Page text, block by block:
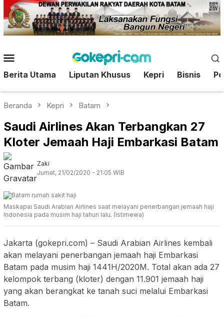
Loncat
ke
konten
Mobile
Berita Utama Liputan Khusus Kepri Bisnis
Beranda Kepri Batam
Saudi Airlines Akan Terbangkan 27
Kloter Jemaah Haji Embarkasi Batam
Zaki
Jumat, 21/02/2020 - 21:05 WIB
Maskapai Saudi Arabian Airlines saat melayani penerbangan jemaah haji
Indonesia pada musim haji tahun lalu. (Istimewa)
Jakarta (gokepri.com) – Saudi Arabian Airlines kembali
akan melayani penerbangan jemaah haji Embarkasi
Batam pada musim haji 1441H/2020M. Total akan ada 27
kelompok terbang (kloter) dengan 11.901 jemaah haji
yang akan berangkat ke tanah suci melalui Embarkasi
Batam.